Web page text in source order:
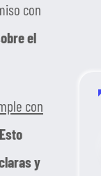
con
el
con
Esto
y